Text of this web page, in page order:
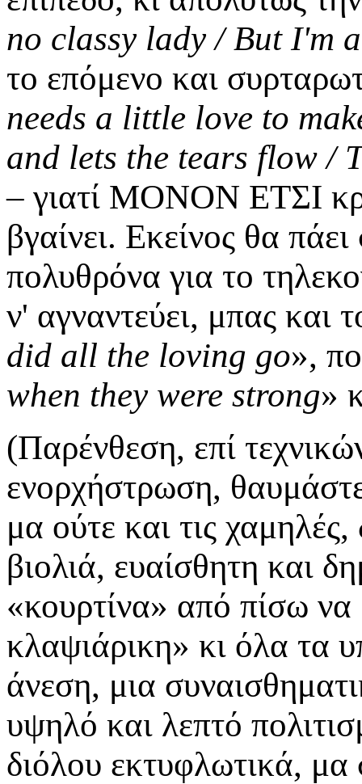
no classy lady / But I'm
το επόμενο και
needs a little love to
and lets the tears flow /
– γιατί ΜΟΝΟΝ ΕΤΣΙ
βγαίνει. Εκείνος θα
πολυθρόνα για το
ν' αγναντεύει, μπας και
did all the loving go»,
when they were strong»
(Παρένθεση, επί
ενορχήστρωση,
μα ούτε και τις
βιολιά, ευαίσθητη και
«κουρτίνα» από πίσω να
κλαψιάρικη» κι όλα τα
άνεση, μια
υψηλό και λεπτό
διόλου εκτυφλωτικά,